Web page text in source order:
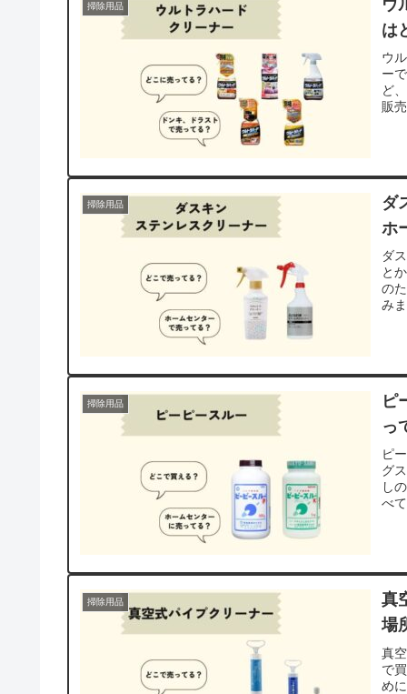
掃除用品
ウ
は
ウ
ー
ど
販
掃除用品
ダ
ホ
ダ
と
の
み
掃除用品
ピ
っ
ピ
グ
し
べ
掃除用品
真
場
真
で
め